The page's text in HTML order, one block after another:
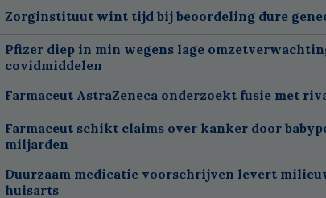
Zorginstituut wint tijd bij beoordeling dure
Pfizer diep in min wegens lage
covidmiddelen
Farmaceut AstraZeneca onderzoekt fusie met
Farmaceut schikt claims over kanker door
miljarden
Duurzaam medicatie voorschrijven levert
huisarts